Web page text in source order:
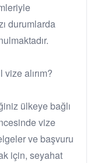
durumlarda
alırım?
ülkeye bağlı
vize
ve başvuru
için, seyahat